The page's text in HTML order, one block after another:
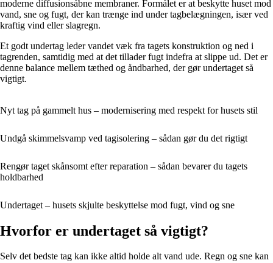
moderne diffusionsåbne membraner. Formålet er at beskytte huset mod
vand, sne og fugt, der kan trænge ind under tagbelægningen, især ved
kraftig vind eller slagregn.
Et godt undertag leder vandet væk fra tagets konstruktion og ned i
tagrenden, samtidig med at det tillader fugt indefra at slippe ud. Det er
denne balance mellem tæthed og åndbarhed, der gør undertaget så
vigtigt.
Nyt tag på gammelt hus – modernisering med respekt for husets stil
Undgå skimmelsvamp ved tagisolering – sådan gør du det rigtigt
Rengør taget skånsomt efter reparation – sådan bevarer du tagets
holdbarhed
Undertaget – husets skjulte beskyttelse mod fugt, vind og sne
Hvorfor er undertaget så vigtigt?
Selv det bedste tag kan ikke altid holde alt vand ude. Regn og sne kan